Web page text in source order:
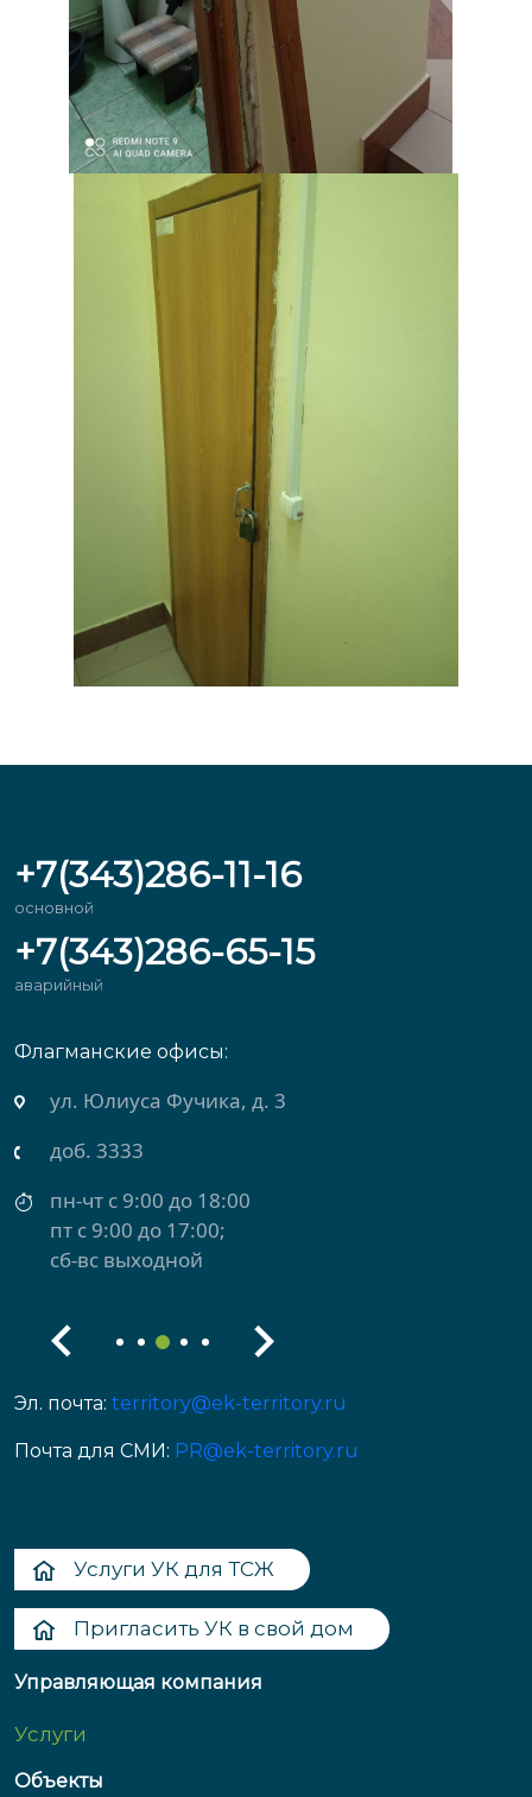
+7(343)286-11-16
основной
+7(343)286-65-15
аварийный
Флагманские офисы:
ул. Михеева, д. 2
доб. 3434
пн-чт с 9:00 до 18:00
пт с 9:00 до 17:00
сб-вс выходной
Эл. почта: territory@ek-territory.ru
Почта для СМИ: PR@ek-territory.ru
Услуги УК для ТСЖ
Пригласить УК в свой дом
Управляющая компания
Услуги
Объекты